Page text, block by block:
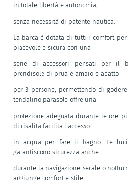
in totale libertà e autonomia,
senza necessità di patente nautica.
La barca è dotata di tutti i comfort
piacevole e sicura con una
serie di accessori pensati per il
prendisole di prua è ampio e adatto
per 3 persone, permettendo di
tendalino parasole offre una
protezione adeguata durante le ore
di risalita facilita l'accesso
in acqua per fare il bagno. Le
garantiscono sicurezza anche
durante la navigazione serale o
aggiunge comfort e stile